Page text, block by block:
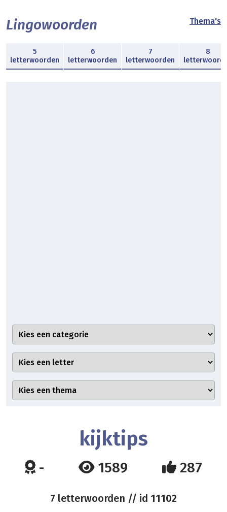
Lingowoorden Thema's
5
letterwoorden
6
letterwoorden
7
letterwoorden
8
kijktips
- 1589 287
7 letterwoorden // id 11102